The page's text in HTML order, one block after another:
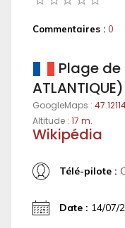
Commentaires : 0
Plage de
ATLANTIQUE)
GoogleMaps :
Altitude : 17 m.
Wikipédia
Télé-pilote :
Date : 14/07/